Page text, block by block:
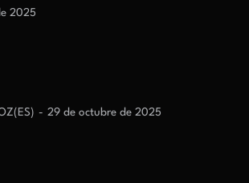
2025
29 de octubre de 2025